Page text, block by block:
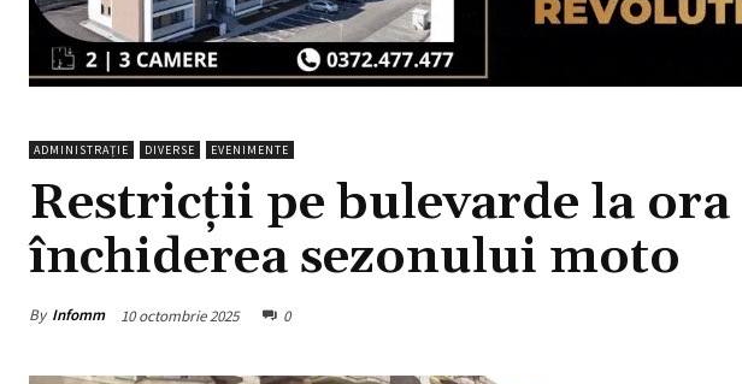
ADMINISTRAȚIE DIVERSE EVENIMENTE
Restricții pe bulevarde la
închiderea sezonului moto
By Infomm 10 octombrie 2025 0